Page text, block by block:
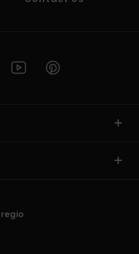
regio